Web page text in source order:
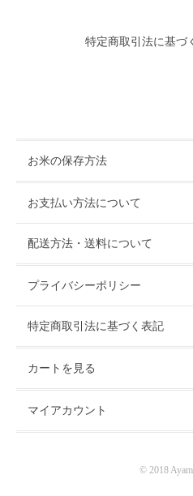
特定商取引法に基づ
お米の保存方法
お支払い方法について
配送方法・送料について
プライバシーポリシー
特定商取引法に基づく表記
カートを見る
マイアカウント
© 2018